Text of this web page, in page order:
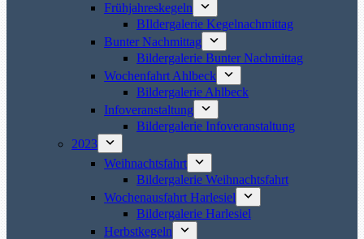
Frühjahreskegeln
BIldergalerie Kegelnachmittag
Bunter Nachmittag
Bildergalerie Bunter Nachmittag
Wochenfahrt Ahlbeck
Bildergalerie Ahlbeck
Infoveranstaltung
Bildergalerie Infoveranstaltung
2023
Weihnachtsfahrt
Bildergalerie Weihnachtsfahrt
Wochenausfahrt Harlesiel
Bildergalerie Harlesiel
Herbstkegeln